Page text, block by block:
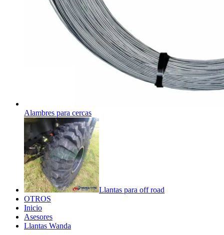
Alambres para cercas
Llantas para off road
OTROS
Inicio
Asesores
Llantas Wanda